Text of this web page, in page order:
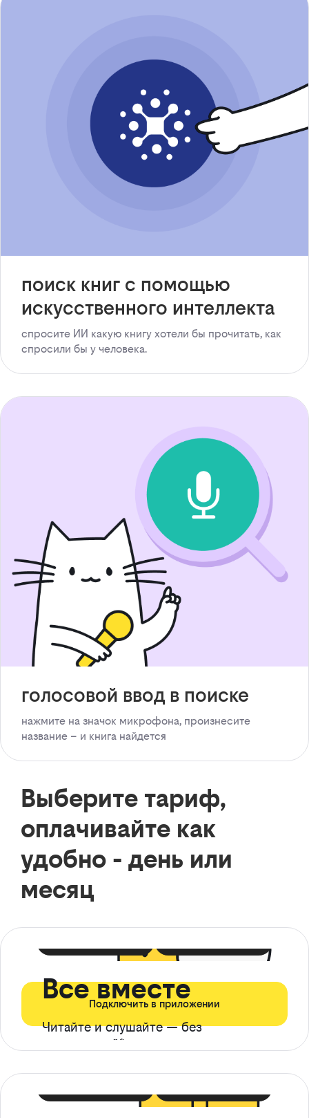
поиск книг с помощью
искусственного интеллекта
спросите ИИ какую книгу хотели бы прочитать, как
спросили бы у человека.
голосовой ввод в поиске
нажмите на значок микрофона, произнесите
название – и книга найдется
Выберите тариф,
оплачивайте как
удобно - день или
месяц
Все вместе
Читайте и слушайте — без
ограничений*
Подключить в приложении